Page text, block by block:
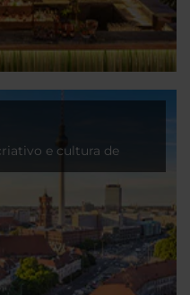
e cultura de
da Europa.